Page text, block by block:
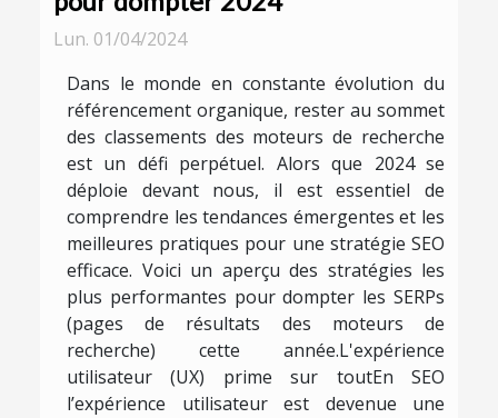
Lun. 01/04/2024
Dans le monde en constante évolution du
référencement organique, rester au sommet
des classements des moteurs de recherche
est un défi perpétuel. Alors que 2024 se
déploie devant nous, il est essentiel de
comprendre les tendances émergentes et les
meilleures pratiques pour une stratégie SEO
efficace. Voici un aperçu des stratégies les
plus performantes pour dompter les SERPs
(pages de résultats des moteurs de
recherche) cette année.L'expérience
utilisateur (UX) prime sur toutEn SEO
l’expérience utilisateur est devenue une